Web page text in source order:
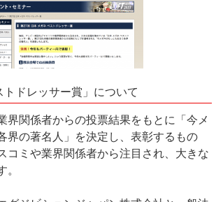
トドレッサー賞」について
界関係者からの投票結果をもとに「今メ
界の著名人」を決定し、表彰するもの
コミや業界関係者から注目され、大きな
。